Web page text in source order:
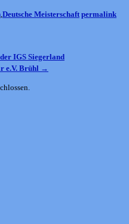
Deutsche Meisterschaft permalink
IGS Siegerland
e.V. Brühl →